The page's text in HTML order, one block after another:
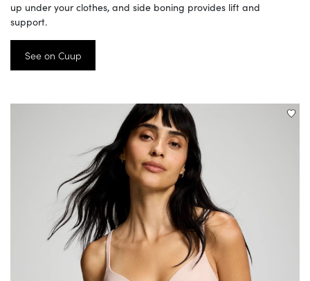
up under your clothes, and side boning provides lift and
support.
See on Cuup